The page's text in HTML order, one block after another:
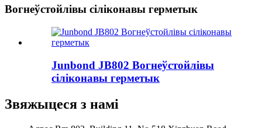
Вогнеўстойлівы сіліконавы герметык
Junbond JB802 Вогнеўстойлівы
сіліконавы герметык
Звяжыцеся з намі